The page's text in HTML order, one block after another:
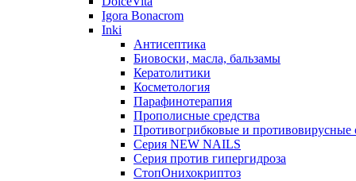
Igora Bonacrom
Inki
Антисептика
Биовоски, масла, бальзамы
Кератолитики
Косметология
Парафинотерапия
Прополисные средства
Противогрибковые и противовирусные
Серия NEW NAILS
Серия против гипергидроза
СтопОнихокриптоз